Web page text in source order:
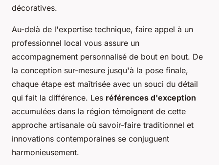
décoratives.
Au-delà de l'expertise technique, faire appel à un
professionnel local vous assure un
accompagnement personnalisé de bout en bout. De
la conception sur-mesure jusqu'à la pose finale,
chaque étape est maîtrisée avec un souci du détail
qui fait la différence. Les références d'exception
accumulées dans la région témoignent de cette
approche artisanale où savoir-faire traditionnel et
innovations contemporaines se conjuguent
harmonieusement.